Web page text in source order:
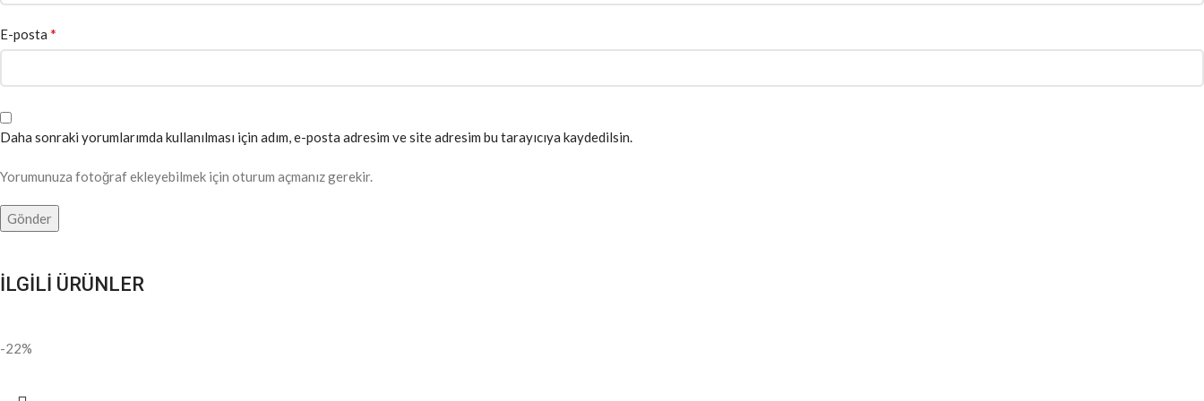
E-posta *
Daha sonraki yorumlarımda kullanılması için adım, e-posta adresim ve site adresim bu tarayıcıya kaydedilsin.
Yorumunuza fotoğraf ekleyebilmek için oturum açmanız gerekir.
İLGİLİ ÜRÜNLER
-22%